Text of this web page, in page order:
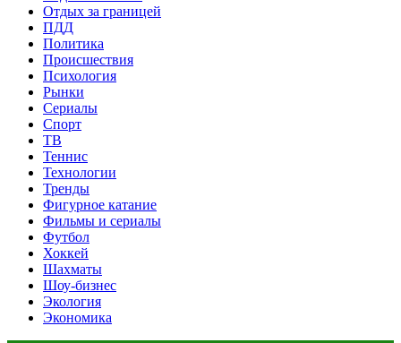
Отдых за границей
ПДД
Политика
Происшествия
Психология
Рынки
Сериалы
Спорт
ТВ
Теннис
Технологии
Тренды
Фигурное катание
Фильмы и сериалы
Футбол
Хоккей
Шахматы
Шоу-бизнес
Экология
Экономика